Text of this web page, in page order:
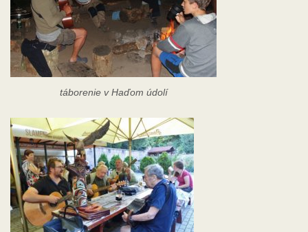
táborenie v Haďom údolí